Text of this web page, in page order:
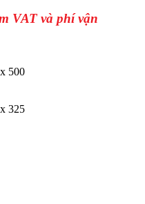
VAT và phí vận
500
325